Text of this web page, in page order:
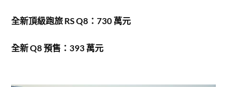
全新頂級跑旅 RS Q8：730 萬元
全新 Q8 預售：393 萬元